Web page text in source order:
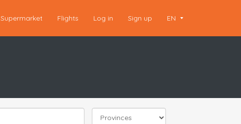
Supermarket Flights Log in Sign up EN